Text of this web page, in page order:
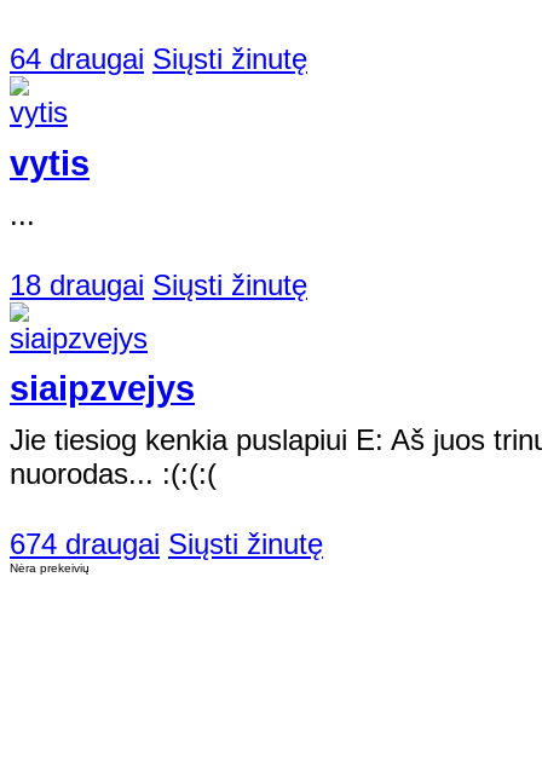
64 draugai Siųsti žinutę
vytis
...
18 draugai Siųsti žinutę
siaipzvejys
Jie tiesiog kenkia puslapiui E: Aš juos
nuorodas... :(:(:(
674 draugai Siųsti žinutę
Nėra prekeivių